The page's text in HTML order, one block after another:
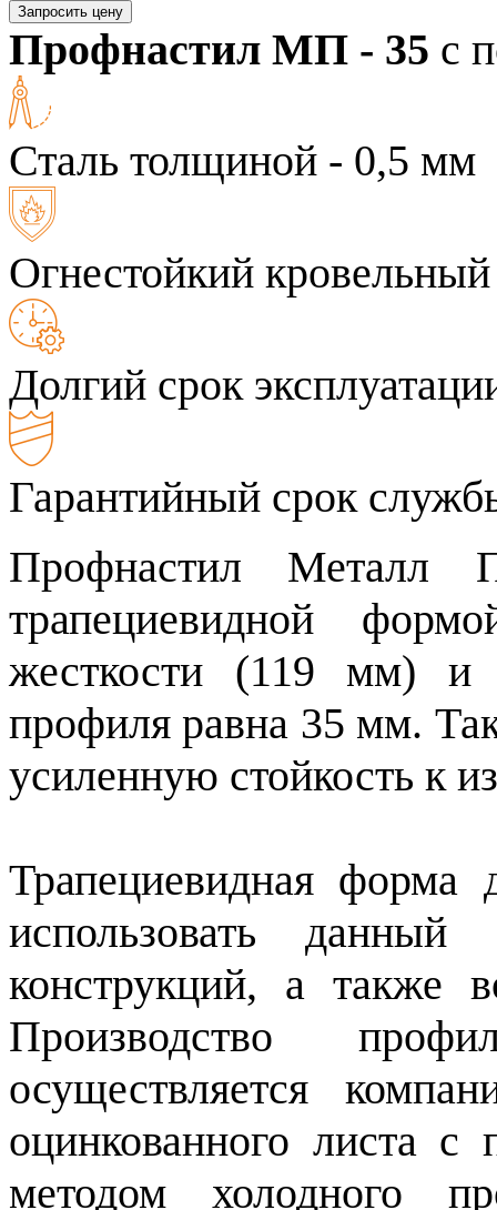
Запросить цену
Профнастил МП - 35 с
Сталь толщиной - 0,5 мм
Огнестойкий
Долгий срок
Гарантийный срок
Профнастил Металл
трапециевидной
жесткости (119 мм)
профиля равна 35 мм.
усиленную стойкость к
Трапециевидная форма
использовать
конструкций, а также
Производство
осуществляется
оцинкованного листа
методом холодного